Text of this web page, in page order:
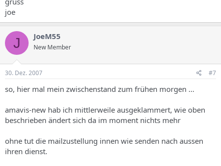
joe
J JoeM55
New Member
30. Dez. 2007 #7
so, hier mal mein zwischenstand zum frühen morgen ...
amavis-new hab ich mittlerweile ausgeklammert, wie oben
beschrieben ändert sich da im moment nichts mehr
ohne tut die mailzustellung innen wie senden nach aussen
ihren dienst.